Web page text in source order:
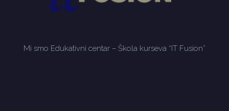
Mi smo Edukativni centar – Škola kurseva “IT Fusion”